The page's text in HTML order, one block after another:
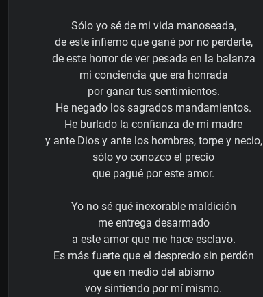
Sólo yo sé de mi vida manoseada,
de este infierno que gané por no perderte,
de este horror de ver pesada en la balanza
mi conciencia que era honrada
por ganar tus sentimientos.
He negado los sagrados mandamientos.
He burlado la confianza de mi madre
y ante Dios y ante los hombres, torpe y necio,
sólo yo conozco el precio
que pagué por este amor.
Yo no sé qué inexorable maldición
me entrega desarmado
a este amor que me hace esclavo.
Es más fuerte que el desprecio sin perdón
que en medio del abismo
voy sintiendo por mí mismo.